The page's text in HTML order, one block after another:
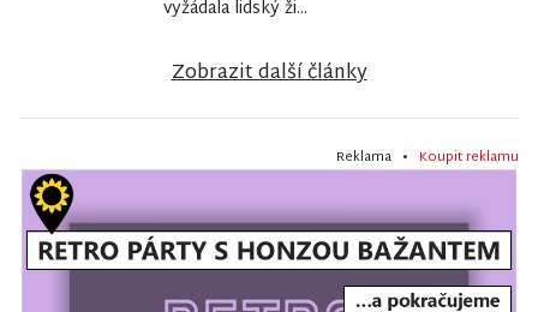
vyžádala lidský ži...
Zobrazit další články
Reklama • Koupit reklamu